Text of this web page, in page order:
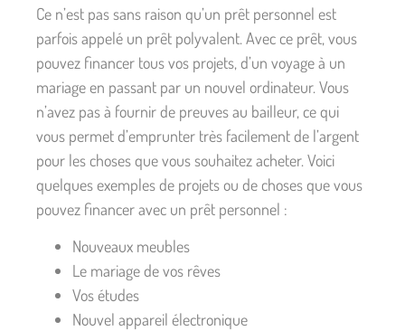
Ce n’est pas sans raison qu’un prêt personnel est
parfois appelé un prêt polyvalent. Avec ce prêt, vous
pouvez financer tous vos projets, d’un voyage à un
mariage en passant par un nouvel ordinateur. Vous
n’avez pas à fournir de preuves au bailleur, ce qui
vous permet d’emprunter très facilement de l’argent
pour les choses que vous souhaitez acheter. Voici
quelques exemples de projets ou de choses que vous
pouvez financer avec un prêt personnel :
Nouveaux meubles
Le mariage de vos rêves
Vos études
Nouvel appareil électronique